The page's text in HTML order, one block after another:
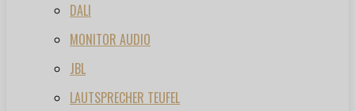
DALI
MONITOR AUDIO
JBL
LAUTSPRECHER TEUFEL